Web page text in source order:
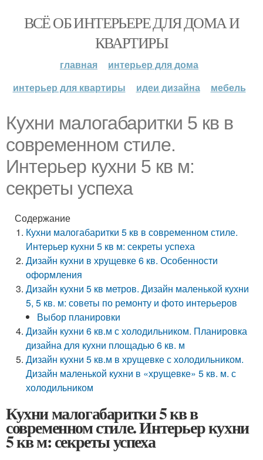
ВСЁ ОБ ИНТЕРЬЕРЕ ДЛЯ ДОМА И
КВАРТИРЫ
главная
интерьер для дома
интерьер для квартиры
идеи дизайна мебель
Кухни малогабаритки 5 кв в
современном стиле.
Интерьер кухни 5 кв м:
секреты успеха
Содержание
Кухни малогабаритки 5 кв в современном стиле.
Интерьер кухни 5 кв м: секреты успеха
Дизайн кухни в хрущевке 6 кв. Особенности
оформления
Дизайн кухни 5 кв метров. Дизайн маленькой кухни
5, 5 кв. м: советы по ремонту и фото интерьеров
Выбор планировки
Дизайн кухни 6 кв.м с холодильником. Планировка
дизайна для кухни площадью 6 кв. м
Дизайн кухни 5 кв.м в хрущевке с холодильником.
Дизайн маленькой кухни в «хрущевке» 5 кв. м. с
холодильником
Кухни малогабаритки 5 кв в
современном стиле. Интерьер кухни
5 кв м: секреты успеха